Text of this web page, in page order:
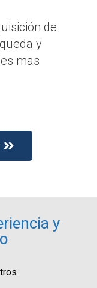
de
y
mas
y